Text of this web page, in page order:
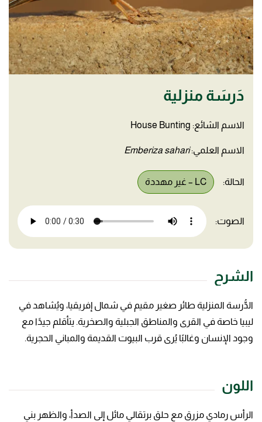
دَرسَة منزلية
الاسم الشائع: House Bunting
الاسم العلمي:Emberiza sahari
الحالة: LC – غير مهددة
الصوت:
الشرح
الدُّرسة المنزلية طائر صغير مقيم في شمال إفريقيا، ويُشاهد في
ليبيا خاصة في القرى والمناطق الجبلية والصخرية. يتأقلم جيدًا مع
وجود الإنسان وغالبًا يُرى قرب البيوت القديمة والمباني الحجرية.
اللون
الرأس رمادي مزرق مع حلق برتقالي مائل إلى الصدأ، والظهر بني